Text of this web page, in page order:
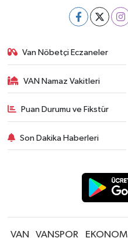
Van Nöbetçi Eczaneler
VAN Namaz Vakitleri
Puan Durumu ve Fikstür
Son Dakika Haberleri
VAN VANSPOR EKONOMİ